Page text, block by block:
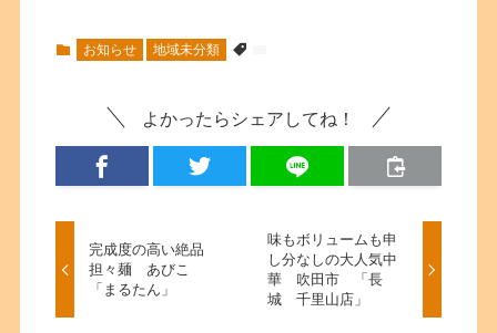
お知らせ 地域未分類
よかったらシェアしてね！
完成度の高い絶品
担々麺 あびこ
「まるたん」
味もボリュームも申
し分なしの大人気中
華 吹田市 「長
城 千里山店」